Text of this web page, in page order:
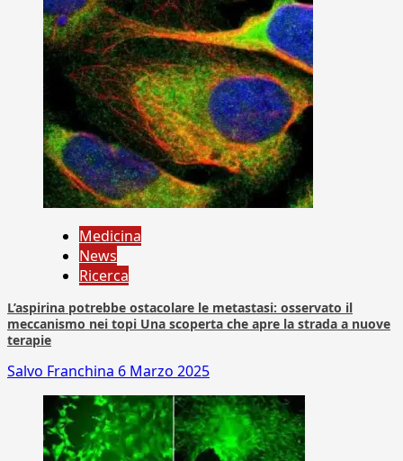
Medicina
News
Ricerca
L’aspirina potrebbe ostacolare le metastasi: osservato il
meccanismo nei topi Una scoperta che apre la strada a nuove
terapie
Salvo Franchina 6 Marzo 2025